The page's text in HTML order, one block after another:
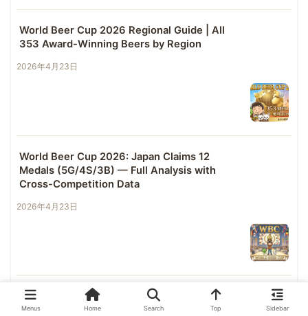
World Beer Cup 2026 Regional Guide | All
353 Award-Winning Beers by Region
2026年4月23日
World Beer Cup 2026: Japan Claims 12
Medals (5G/4S/3B) — Full Analysis with
Cross-Competition Data
2026年4月23日
HenHouse Brewing Company (Santa Rosa,
CA) — A Hop Wizard Built on Freshness |
Menus Home Search Top Sidebar